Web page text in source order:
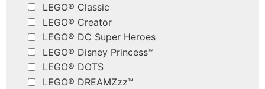
LEGO® Classic
LEGO® Creator
LEGO® DC Super Heroes
LEGO® Disney Princess™
LEGO® DOTS
LEGO® DREAMZzz™